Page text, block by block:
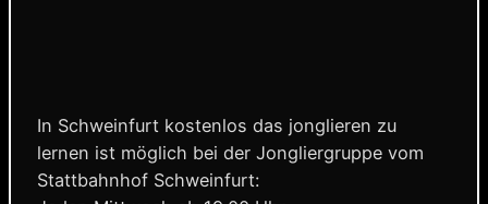
In Schweinfurt kostenlos das jonglieren zu
lernen ist möglich bei der Jongliergruppe vom
Stattbahnhof Schweinfurt: